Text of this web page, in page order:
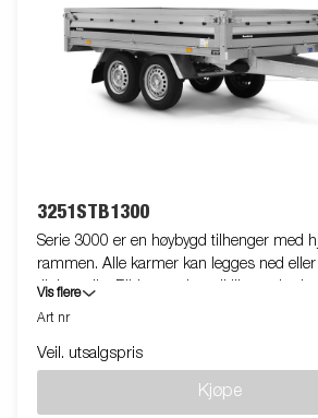
3251STB1300
Serie 3000 er en høybygd tilhenger med
rammen. Alle karmer kan legges ned
tilgjengelig. Bildene er kun til illustrative
valgfritt utstyr. Frakt, registrering og
Vis flere
Art nr
Veil. utsalgspris
Kjøpe